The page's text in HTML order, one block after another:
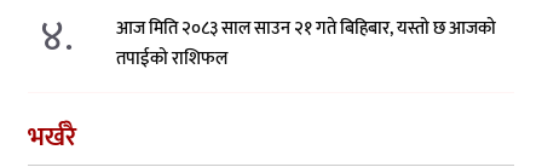
४.
आज मिति २०८३ साल साउन २१ गते बिहिबार, यस्तो छ आजको
तपाईको राशिफल
भर्खरै